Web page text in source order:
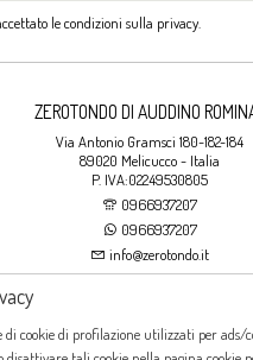
le condizioni sulla privacy.
ZEROTONDO DI AUDDINO
Via Antonio Gramsci 180-182-184
89020 Melicucco - Italia
P. IVA:02249530805
0966937207
0966937207
info@zerotondo.it
di cookie di profilazione utilizzati per ads/